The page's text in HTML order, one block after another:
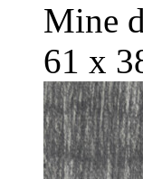
Mine
61 x